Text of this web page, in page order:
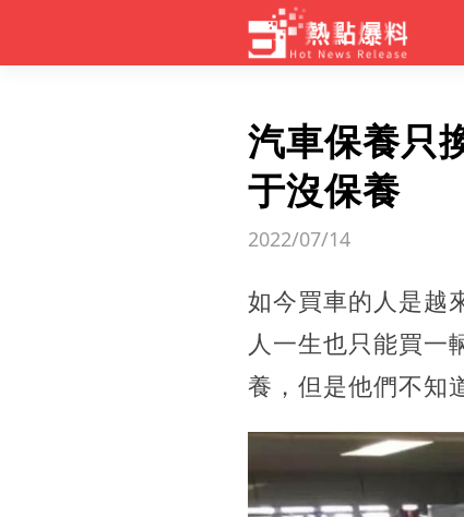
汽車保養只
于沒保養
2022/07/14
如今買車的人是越
人一生也只能買一
養，但是他們不知